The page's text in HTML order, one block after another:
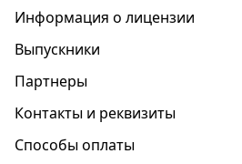
Информация о лицензии
Выпускники
Партнеры
Контакты и реквизиты
Способы оплаты